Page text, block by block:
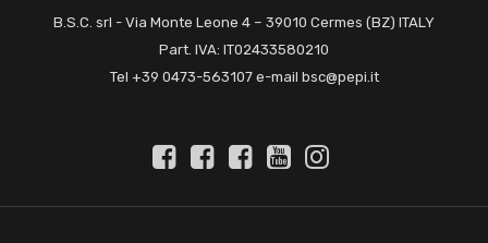
B.S.C. srl - Via Monte Leone 4 – 39010 Cermes (BZ) ITALY
Part. IVA: IT02433580210
Tel +39 0473-563107 e-mail bsc@pepi.it